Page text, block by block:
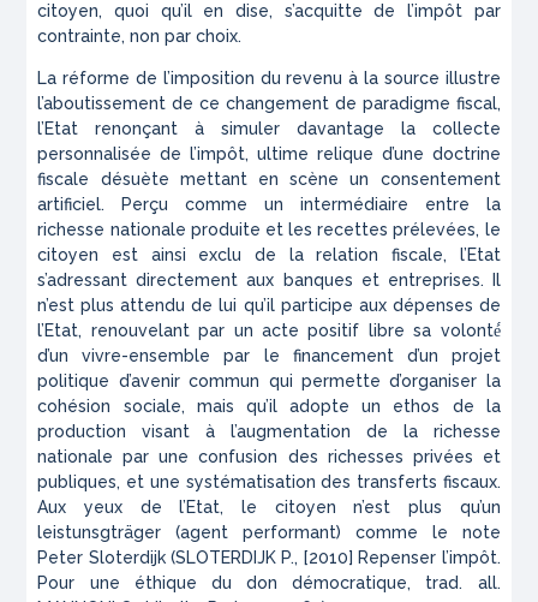
citoyen, quoi qu’il en dise, s’acquitte de l’impôt par
contrainte, non par choix.
La réforme de l’imposition du revenu à la source illustre
l’aboutissement de ce changement de paradigme fiscal,
l’Etat renonçant à simuler davantage la collecte
personnalisée de l’impôt, ultime relique d’une doctrine
fiscale désuète mettant en scène un consentement
artificiel. Perçu comme un intermédiaire entre la
richesse nationale produite et les recettes prélevées, le
citoyen est ainsi exclu de la relation fiscale, l’Etat
s’adressant directement aux banques et entreprises. Il
n’est plus attendu de lui qu’il participe aux dépenses de
l’Etat, renouvelant par un acte positif libre sa volonté́
d’un vivre-ensemble par le financement d’un projet
politique d’avenir commun qui permette d’organiser la
cohésion sociale, mais qu’il adopte un ethos de la
production visant à l’augmentation de la richesse
nationale par une confusion des richesses privées et
publiques, et une systématisation des transferts fiscaux.
Aux yeux de l’Etat, le citoyen n’est plus qu’un
leistunsgträger (agent performant) comme le note
Peter Sloterdijk (SLOTERDIJK P., [2010] Repenser l’impôt.
Pour une éthique du don démocratique, trad. all.